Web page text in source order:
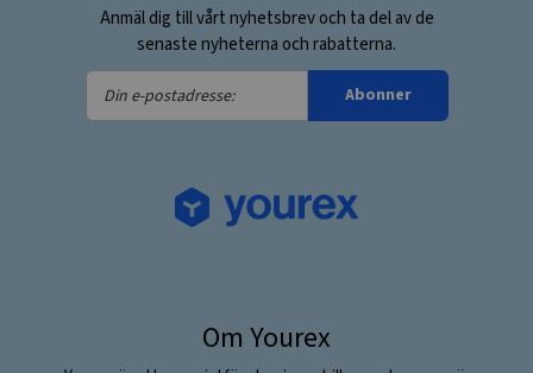
Anmäl dig till vårt nyhetsbrev och ta del av de
senaste nyheterna och rabatterna.
Din
e-
Abonner
Om Yourex